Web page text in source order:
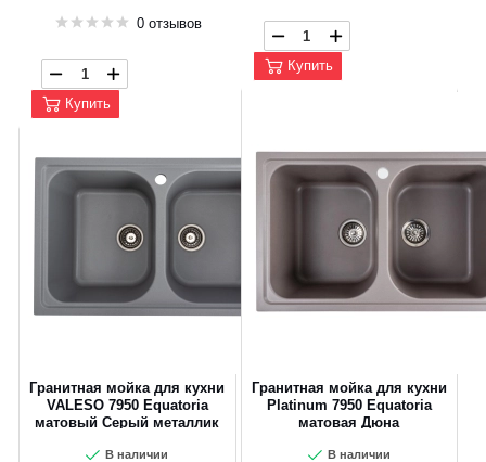
0 отзывов
Купить
Купить
Гранитная мойка для кухни
VALESO 7950 Equatoria
матовый Серый металлик
В наличии
Гранитная мойка для кухни
Platinum 7950 Equatoria
матовая Дюна
В наличии